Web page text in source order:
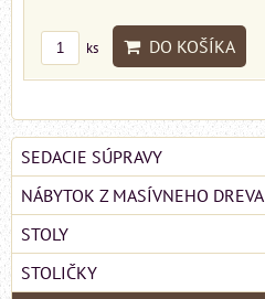
ks DO KOŠÍKA
SEDACIE SÚPRAVY
NÁBYTOK Z MASÍVNEHO DREVA
STOLY
STOLIČKY